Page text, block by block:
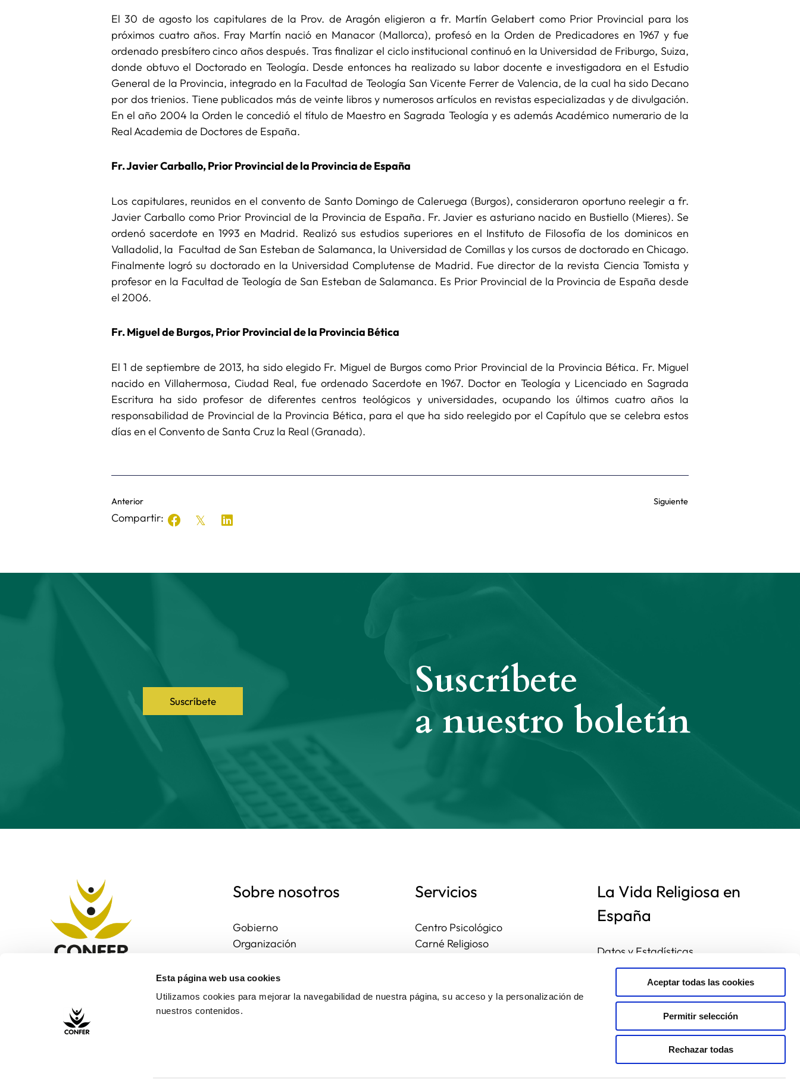
Esta página web usa cookies
Utilizamos cookies para mejorar la navegabilidad de nuestra página, su acceso y la personalización de
nuestros contenidos.
Aceptar todas las cookies
Permitir selección
Rechazar todas
El 30 de agosto los capitulares de la Prov. de Aragón eligieron a fr. Martín Gelabert como Prior Provincial para los
próximos cuatro años. Fray Martín nació en Manacor (Mallorca), profesó en la Orden de Predicadores en 1967 y fue
ordenado presbítero cinco años después. Tras finalizar el ciclo institucional continuó en la Universidad de Friburgo, Suiza,
donde obtuvo el Doctorado en Teología. Desde entonces ha realizado su labor docente e investigadora en el Estudio
General de la Provincia, integrado en la Facultad de Teología San Vicente Ferrer de Valencia, de la cual ha sido Decano
por dos trienios. Tiene publicados más de veinte libros y numerosos artículos en revistas especializadas y de divulgación.
En el año 2004 la Orden le concedió el título de Maestro en Sagrada Teología y es además Académico numerario de la
Real Academia de Doctores de España.
Fr. Javier Carballo, Prior Provincial de la Provincia de España
Los capitulares, reunidos en el convento de Santo Domingo de Caleruega (Burgos), consideraron oportuno reelegir a fr.
Javier Carballo como Prior Provincial de la Provincia de España. Fr. Javier es asturiano nacido en Bustiello (Mieres). Se
ordenó sacerdote en 1993 en Madrid. Realizó sus estudios superiores en el Instituto de Filosofía de los dominicos en
Valladolid, la Facultad de San Esteban de Salamanca, la Universidad de Comillas y los cursos de doctorado en Chicago.
Finalmente logró su doctorado en la Universidad Complutense de Madrid. Fue director de la revista Ciencia Tomista y
profesor en la Facultad de Teología de San Esteban de Salamanca. Es Prior Provincial de la Provincia de España desde
el 2006.
Fr. Miguel de Burgos, Prior Provincial de la Provincia Bética
El 1 de septiembre de 2013, ha sido elegido Fr. Miguel de Burgos como Prior Provincial de la Provincia Bética. Fr. Miguel
nacido en Villahermosa, Ciudad Real, fue ordenado Sacerdote en 1967. Doctor en Teología y Licenciado en Sagrada
Escritura ha sido profesor de diferentes centros teológicos y universidades, ocupando los últimos cuatro años la
responsabilidad de Provincial de la Provincia Bética, para el que ha sido reelegido por el Capítulo que se celebra estos
días en el Convento de Santa Cruz la Real (Granada).
Anterior Siguiente
Compartir:
Suscríbete
Suscríbete
a nuestro boletín
Sobre nosotros
Gobierno
Organización
Entornos seguros
Contacto
Servicios
Centro Psicológico
Carné Religioso
Actividades
La Vida Religiosa en
España
Datos y Estadísticas
Preguntas frecuentes
Mapa de congregaciones